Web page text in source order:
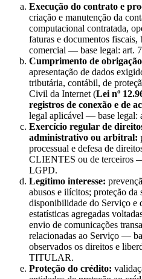
Execução do contrato e
criação e manutenção da
computacional contratada,
faturas e documentos
comercial — base legal: art.
Cumprimento de
apresentação de dados
tributária, contábil, de
Civil da Internet (Lei nº
registros de conexão e de
legal aplicável — base legal:
Exercício regular de
administrativo ou arbitral:
processual e defesa de
CLIENTES ou de terceiros
LGPD.
Legítimo interesse:
abusos e ilícitos; proteção da
disponibilidade do Serviço e
estatísticas agregadas
envio de comunicações
relacionadas ao Serviço —
observados os direitos e
TITULAR.
Proteção do crédito: